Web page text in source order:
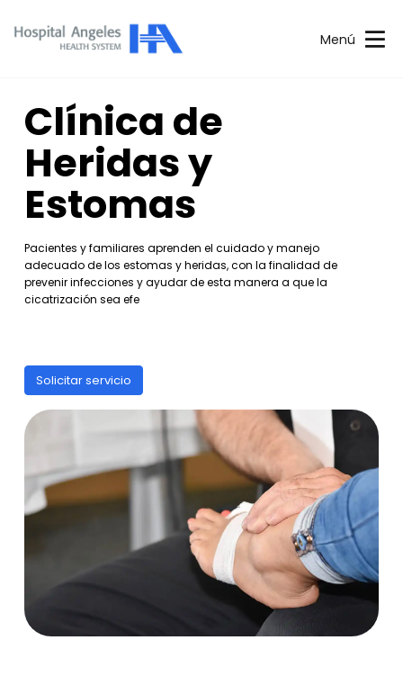
Menú
Clínica de
Heridas y
Estomas
Pacientes y familiares aprenden el cuidado y manejo
adecuado de los estomas y heridas, con la finalidad de
prevenir infecciones y ayudar de esta manera a que la
cicatrización sea efe
Solicitar servicio